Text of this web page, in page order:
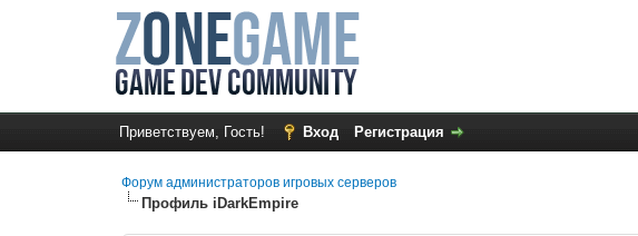
Приветствуем, Гость! Вход Регистрация
Форум администраторов игровых серверов
Профиль iDarkEmpire